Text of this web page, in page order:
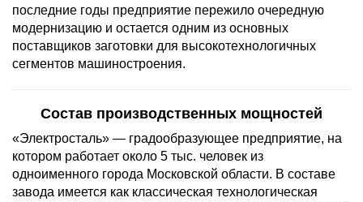
последние годы предприятие пережило очередную
модернизацию и остается одним из основных
поставщиков заготовки для высокотехнологичных
сегментов машиностроения.
Состав производственных мощностей
«Электросталь» — градообразующее предприятие, на
котором работает около 5 тыс. человек из
одноименного города Московской области. В составе
завода имеется как классическая технологическая